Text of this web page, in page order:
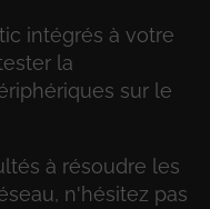
intégrés à votre
la
sur le
à résoudre les
n'hésitez pas